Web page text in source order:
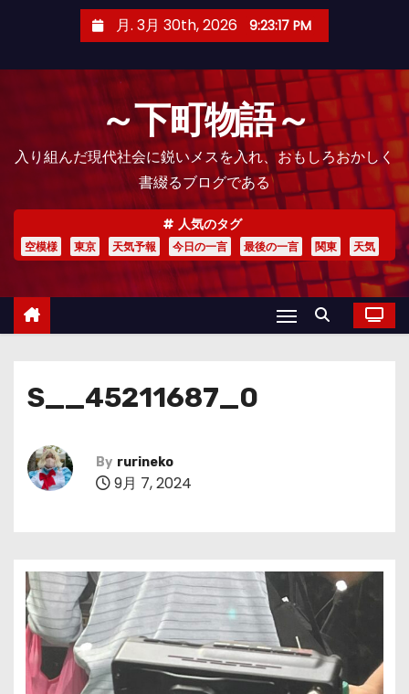
月. 3月 30th, 2026 9:23:18 PM
～下町物語～
入り組んだ現代社会に鋭いメスを入れ、おもしろおかしく
書綴るブログである
人気のタグ
空模様 東京 天気予報 今日の一言 最後の一言 関東 天気
S__45211687_0
By rurineko
9月 7, 2024